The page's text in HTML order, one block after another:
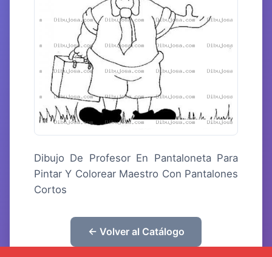
Dibujo De Profesor En Pantaloneta Para
Pintar Y Colorear Maestro Con Pantalones
Cortos
← Volver al Catálogo